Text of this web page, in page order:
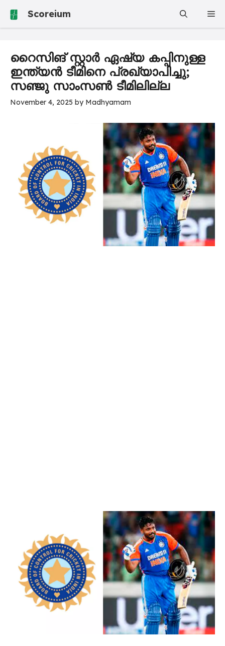
Scoreium
റൈസിങ് സ്റ്റാര്‍ ഏഷ്യ കപ്പിനുള്ള
ഇന്ത്യൻ ടീമിനെ പ്രഖ്യാപിച്ചു;
സഞ്ജു സാംസൺ ടീമിലില്ല
November 4, 2025 by Madhyamam